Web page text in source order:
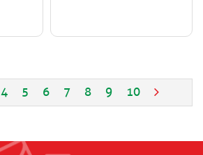
4 5 6 7 8 9 10